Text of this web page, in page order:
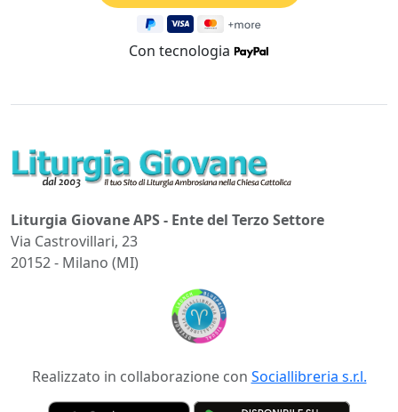
Con tecnologia
Liturgia Giovane APS - Ente del Terzo Settore
Via Castrovillari, 23
20152 - Milano (MI)
Realizzato in collaborazione con Sociallibreria s.r.l.